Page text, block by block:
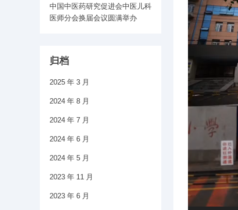
中国中医药研究促进会中医儿科
医师分会换届会议圆满举办
归档
2025 年 3 月
2024 年 8 月
2024 年 7 月
2024 年 6 月
2024 年 5 月
2023 年 11 月
2023 年 6 月